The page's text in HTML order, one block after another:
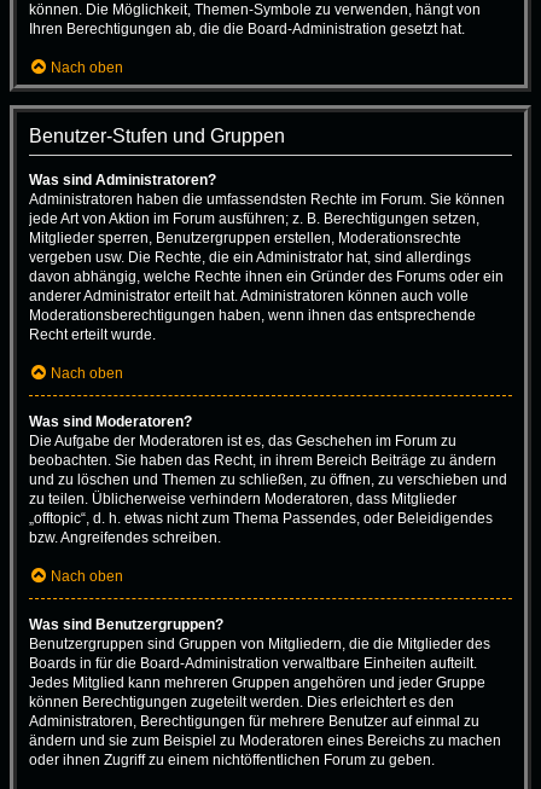
können. Die Möglichkeit, Themen-Symbole zu verwenden, hängt von
Ihren Berechtigungen ab, die die Board-Administration gesetzt hat.
Nach oben
Benutzer-Stufen und Gruppen
Was sind Administratoren?
Administratoren haben die umfassendsten Rechte im Forum. Sie können
jede Art von Aktion im Forum ausführen; z. B. Berechtigungen setzen,
Mitglieder sperren, Benutzergruppen erstellen, Moderationsrechte
vergeben usw. Die Rechte, die ein Administrator hat, sind allerdings
davon abhängig, welche Rechte ihnen ein Gründer des Forums oder ein
anderer Administrator erteilt hat. Administratoren können auch volle
Moderationsberechtigungen haben, wenn ihnen das entsprechende
Recht erteilt wurde.
Nach oben
Was sind Moderatoren?
Die Aufgabe der Moderatoren ist es, das Geschehen im Forum zu
beobachten. Sie haben das Recht, in ihrem Bereich Beiträge zu ändern
und zu löschen und Themen zu schließen, zu öffnen, zu verschieben und
zu teilen. Üblicherweise verhindern Moderatoren, dass Mitglieder
„offtopic“, d. h. etwas nicht zum Thema Passendes, oder Beleidigendes
bzw. Angreifendes schreiben.
Nach oben
Was sind Benutzergruppen?
Benutzergruppen sind Gruppen von Mitgliedern, die die Mitglieder des
Boards in für die Board-Administration verwaltbare Einheiten aufteilt.
Jedes Mitglied kann mehreren Gruppen angehören und jeder Gruppe
können Berechtigungen zugeteilt werden. Dies erleichtert es den
Administratoren, Berechtigungen für mehrere Benutzer auf einmal zu
ändern und sie zum Beispiel zu Moderatoren eines Bereichs zu machen
oder ihnen Zugriff zu einem nichtöffentlichen Forum zu geben.